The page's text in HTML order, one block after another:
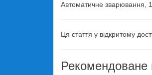
Автоматичне зварювання,
Ця стаття у відкритому
Рекомендоване